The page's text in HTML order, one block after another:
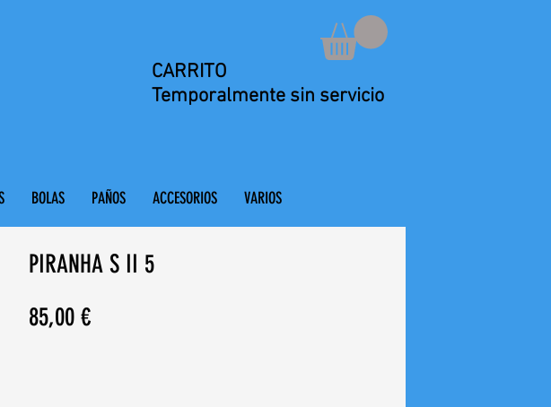
CARRITO
Temporalmente sin servicio
BOLAS PAÑOS ACCESORIOS VARIOS
PIRANHA S II 5
85,00 €Precio